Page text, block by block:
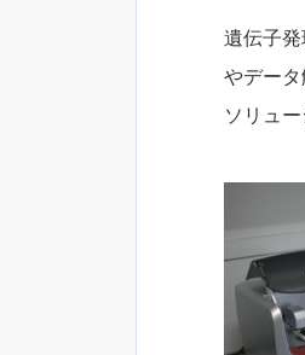
遺伝子
やデー
ソリュ